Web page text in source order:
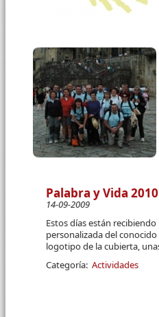
Palabra y Vida 2010
14-09-2009
Estos días están
personalizada del
logotipo de la cubierta,
Categoría: Actividades